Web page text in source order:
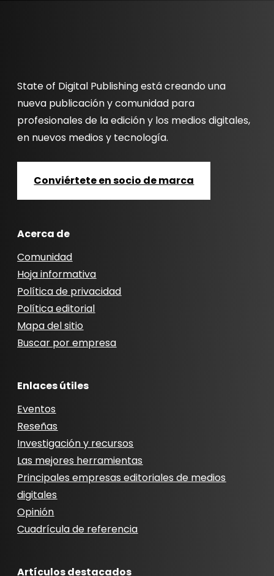
State of Digital Publishing está creando una
nueva publicación y comunidad para
profesionales de la edición y los medios digitales,
en nuevos medios y tecnología.
Conviértete en socio de marca
Acerca de
Comunidad
Hoja informativa
Política de privacidad
Política editorial
Mapa del sitio
Buscar por empresa
Enlaces útiles
Eventos
Reseñas
Investigación y recursos
Las mejores herramientas
Principales empresas editoriales de medios
digitales
Opinión
Cuadrícula de referencia
Artículos destacados